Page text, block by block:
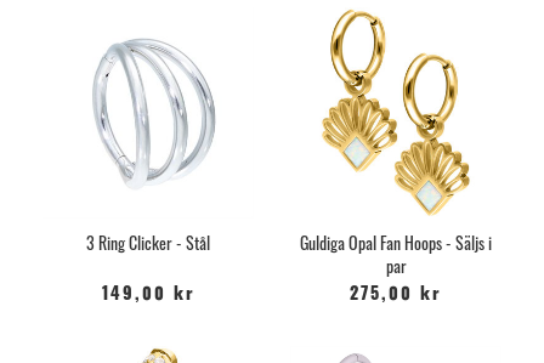
3 Ring Clicker - Stål
149,00 kr
Guldiga Opal Fan Hoops - Säljs i
par
275,00 kr